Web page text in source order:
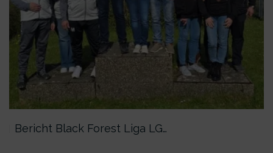
Bericht Black Forest Liga LG…